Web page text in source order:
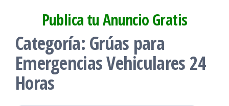
Publica tu Anuncio Gratis
Categoría: Grúas para
Emergencias Vehiculares 24
Horas